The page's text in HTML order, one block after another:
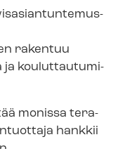
rakentuu
ja kou­lut­tau­tu­mi­
monissa te­ra­
hankkii